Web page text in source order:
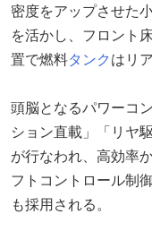
密度をアップさせた
を活かし、フロント
置で燃料タンク はリ
頭脳となるパワーコ
ション直載」「リヤ
が行なわれ、高効率
フトコントロール制
も採用される。